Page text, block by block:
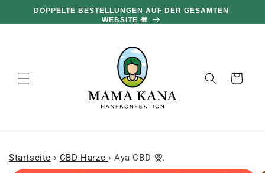
und zumDOPPELTE BESTELLUNGEN AUF DER GESAMTEN
WEBSITE 🎁
Warenkorb
Startseite › CBD-Harze › Aya CBD 🧕.